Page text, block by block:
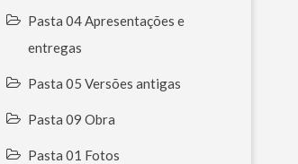
Pasta 04 Apresentações e
entregas
Pasta 05 Versões antigas
Pasta 09 Obra
Pasta 01 Fotos